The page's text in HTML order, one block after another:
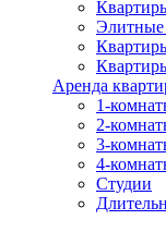
Элитные
Аренда
1-
2-
3-
4-
Студии